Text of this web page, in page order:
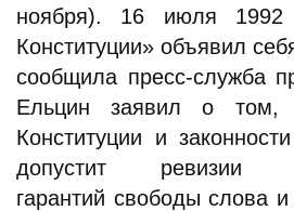
ноября). 16 июля 1992
Конституции» объявил
сообщила пресс-служба
Ельцин заявил о том,
Конституции и
допустит ревизии
гарантий свободы слова и